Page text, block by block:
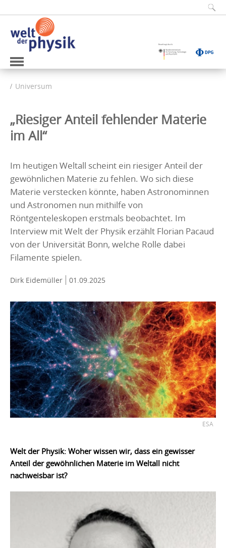
Universum
„Riesiger Anteil fehlender Materie
im All“
Im heutigen Weltall scheint ein riesiger Anteil der
gewöhnlichen Materie zu fehlen. Wo sich diese
Materie verstecken könnte, haben Astronominnen
und Astronomen nun mithilfe von
Röntgenteleskopen erstmals beobachtet. Im
Interview mit Welt der Physik erzählt Florian Pacaud
von der Universität Bonn, welche Rolle dabei
Filamente spielen.
Dirk Eidemüller 01.09.2025
ESA
Welt der Physik: Woher wissen wir, dass ein gewisser
Anteil der gewöhnlichen Materie im Weltall nicht
nachweisbar ist?